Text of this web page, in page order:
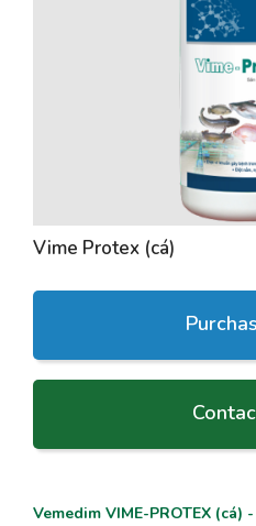
Vime Protex (cá)
Vemedim VIME-PROTEX (cá)